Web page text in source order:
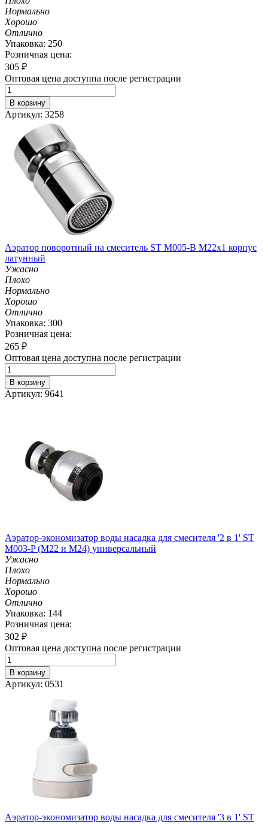
Нормально
Хорошо
Отлично
Упаковка: 250
Розничная цена:
305 ₽
Оптовая цена доступна после регистрации
В корзину
Артикул: 3258
Аэратор поворотный на смеситель ST М005-B М22х1 корпус
латунный
Ужасно
Плохо
Нормально
Хорошо
Отлично
Упаковка: 300
Розничная цена:
265 ₽
Оптовая цена доступна после регистрации
В корзину
Артикул: 9641
Аэратор-экономизатор воды насадка для смесителя '2 в 1' ST
M003-P (М22 и M24) универсальный
Ужасно
Плохо
Нормально
Хорошо
Отлично
Упаковка: 144
Розничная цена:
302 ₽
Оптовая цена доступна после регистрации
В корзину
Артикул: 0531
Аэратор-экономизатор воды насадка для смесителя '3 в 1' ST